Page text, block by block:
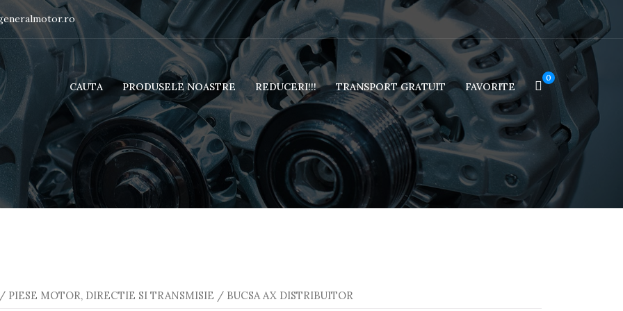
CAUTA PRODUSELE NOASTRE REDUCERI!!! TRANSPORT GRATUIT FAVORITE
0
/ PIESE MOTOR, DIRECTIE SI TRANSMISIE / BUCSA AX DISTRIBUITOR